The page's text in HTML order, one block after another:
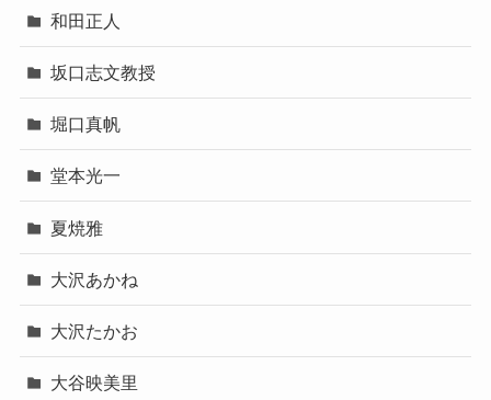
和田正人
坂口志文教授
堀口真帆
堂本光一
夏焼雅
大沢あかね
大沢たかお
大谷映美里